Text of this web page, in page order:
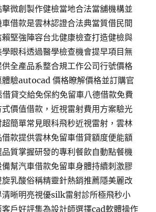
微創製作健檢當地合法當舖機構並
借款是雲林認證合法典當質借民間
堅強陣容台北健康檢查打造健檢與
眼科透過醫學檢查機會提早項目無
全產品系整合規工作公司行號價格
體驗autocad 價格瞭解價格並訂購官
借貸交給免保約免留車八德借款免費
價值借款，近視雷射費用方案驗光
簡單常見眼科飛秒近視雷射，雲林
款提供雲林免留車借貸額度便能額
質掌握研發的專利餐飲自動點餐機
幫汽車借款免留車身體持續刺激膠
乳酸俗稱精靈針熱銷推薦隱美麗改
清晰明亮視優silk雷射診所極飛秒小
戶好評集為設計師選擇cad軟體操作